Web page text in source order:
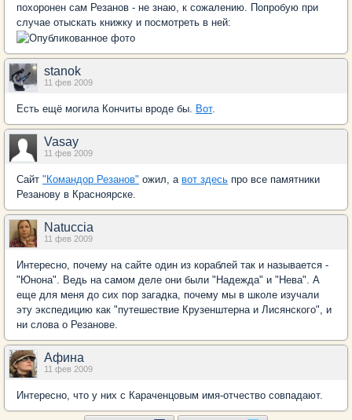
похоронен сам Резанов - не знаю, к сожалению. Попробую при
случае отыскать книжку и посмотреть в ней:
stanok
11 фев 2009
Есть ещё могила Кончиты вроде бы. Вот.
Vasay
11 фев 2009
Сайт "Командор Резанов" ожил, а вот здесь про все памятники
Резанову в Красноярске.
Natuccia
11 фев 2009
Интересно, почему на сайте один из кораблей так и называется -
"Юнона". Ведь на самом деле они были "Надежда" и "Нева". А
еще для меня до сих пор загадка, почему мы в школе изучали
эту экспедицию как "путешествие Крузенштерна и Лисянского", и
ни слова о Резанове.
Афина
11 фев 2009
Интересно, что у них с Караченцовым имя-отчество совпадают.